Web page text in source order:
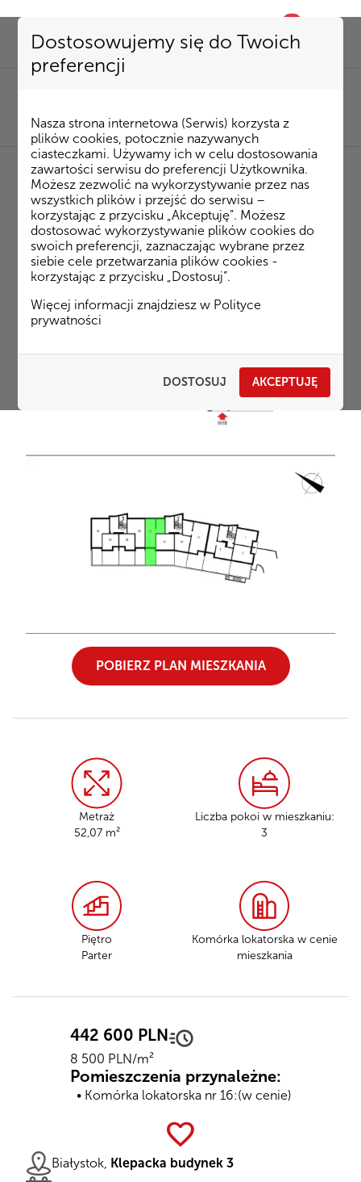
Dostosowujemy się do Twoich
preferencji
Nasza strona internetowa (Serwis) korzysta z
plików cookies, potocznie nazywanych
ciasteczkami. Używamy ich w celu dostosowania
zawartości serwisu do preferencji Użytkownika.
Możesz zezwolić na wykorzystywanie przez nas
wszystkich plików i przejść do serwisu –
korzystając z przycisku „Akceptuję”. Możesz
dostosować wykorzystywanie plików cookies do
swoich preferencji, zaznaczając wybrane przez
siebie cele przetwarzania plików cookies -
korzystając z przycisku „Dostosuj”.
Więcej informacji znajdziesz w Polityce
prywatności
DOSTOSUJ AKCEPTUJĘ
favorite
85 74 15 087|mieszkania@kombinatbud.pl
◂ Strona Główna / Inwestycje / Osiedle Rytm /
Klepacka budynek 3 m. 16
Klepacka budynek 3 m. 16
POBIERZ PLAN MIESZKANIA
Metraż
52,07 m²
Liczba pokoi w mieszkaniu:
3
Piętro
Parter
Komórka lokatorska w cenie
mieszkania
442 600 PLN
8 500 PLN/m²
Pomieszczenia przynależne:
Komórka lokatorska nr 16:(w cenie)
favorite
Białystok, Klepacka budynek 3